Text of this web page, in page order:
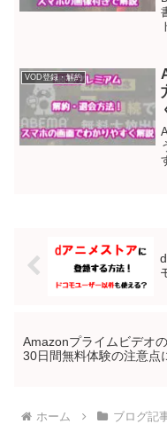
VOD登録・解約
Amazonプライムビデオ
30日間無料体験の注意点
ホーム ブログ記